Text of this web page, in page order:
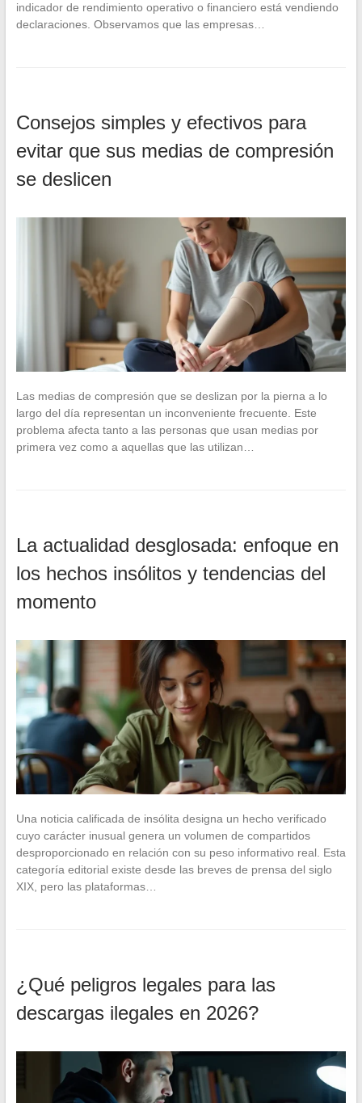
indicador de rendimiento operativo o financiero está vendiendo
declaraciones. Observamos que las empresas…
Consejos simples y efectivos para
evitar que sus medias de compresión
se deslicen
Las medias de compresión que se deslizan por la pierna a lo
largo del día representan un inconveniente frecuente. Este
problema afecta tanto a las personas que usan medias por
primera vez como a aquellas que las utilizan…
La actualidad desglosada: enfoque en
los hechos insólitos y tendencias del
momento
Una noticia calificada de insólita designa un hecho verificado
cuyo carácter inusual genera un volumen de compartidos
desproporcionado en relación con su peso informativo real. Esta
categoría editorial existe desde las breves de prensa del siglo
XIX, pero las plataformas…
¿Qué peligros legales para las
descargas ilegales en 2026?